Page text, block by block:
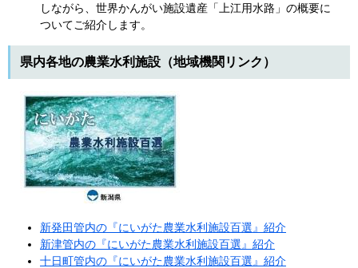
しながら、世界かんがい施設遺産「上江用水路」の概要に
ついてご紹介します。
県内各地の農業水利施設（地域機関リンク）
新発田管内の『にいがた農業水利施設百選』紹介
新津管内の『にいがた農業水利施設百選』紹介
十日町管内の『にいがた農業水利施設百選』紹介